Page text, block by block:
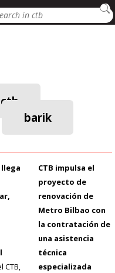
Search
barik
llega
CTB,
CTB impulsa el
proyecto de
renovación de
Metro Bilbao con
la contratación de
una asistencia
técnica
especializada